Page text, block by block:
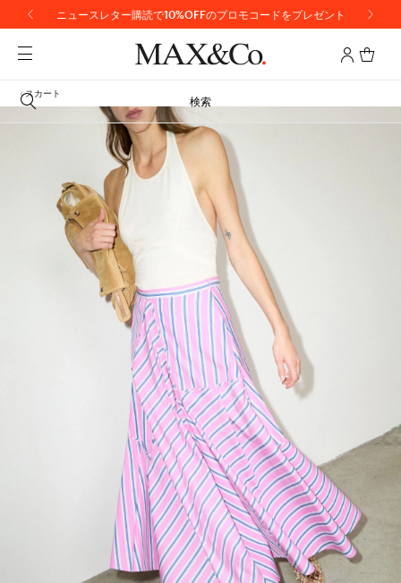
ニュースレター購読で10%OFFのプロモコードをプレゼント
検索
スカート